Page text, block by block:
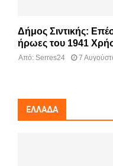
Δήμος Σιντικής:
ήρωες του 1941
Από: Serres24 7
ΕΛΛΆΔΑ